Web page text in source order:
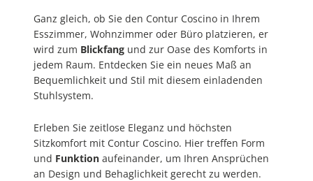
Ganz gleich, ob Sie den Contur Coscino in Ihrem
Esszimmer, Wohnzimmer oder Büro platzieren, er
wird zum Blickfang und zur Oase des Komforts in
jedem Raum. Entdecken Sie ein neues Maß an
Bequemlichkeit und Stil mit diesem einladenden
Stuhlsystem.
Erleben Sie zeitlose Eleganz und höchsten
Sitzkomfort mit Contur Coscino. Hier treffen Form
und Funktion aufeinander, um Ihren Ansprüchen
an Design und Behaglichkeit gerecht zu werden.